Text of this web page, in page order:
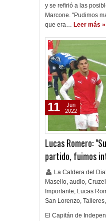
y se refirió a las
Marcone. "Pudimos
que era… Leer más »
Lucas Romero:
partido, fuimos
La Caldera del
Masello, audio,
Importante, Lucas
San Lorenzo, Talleres,
El Capitán de
11
Jun
2022